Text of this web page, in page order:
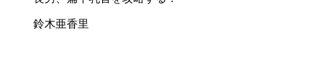
鈴木亜香里